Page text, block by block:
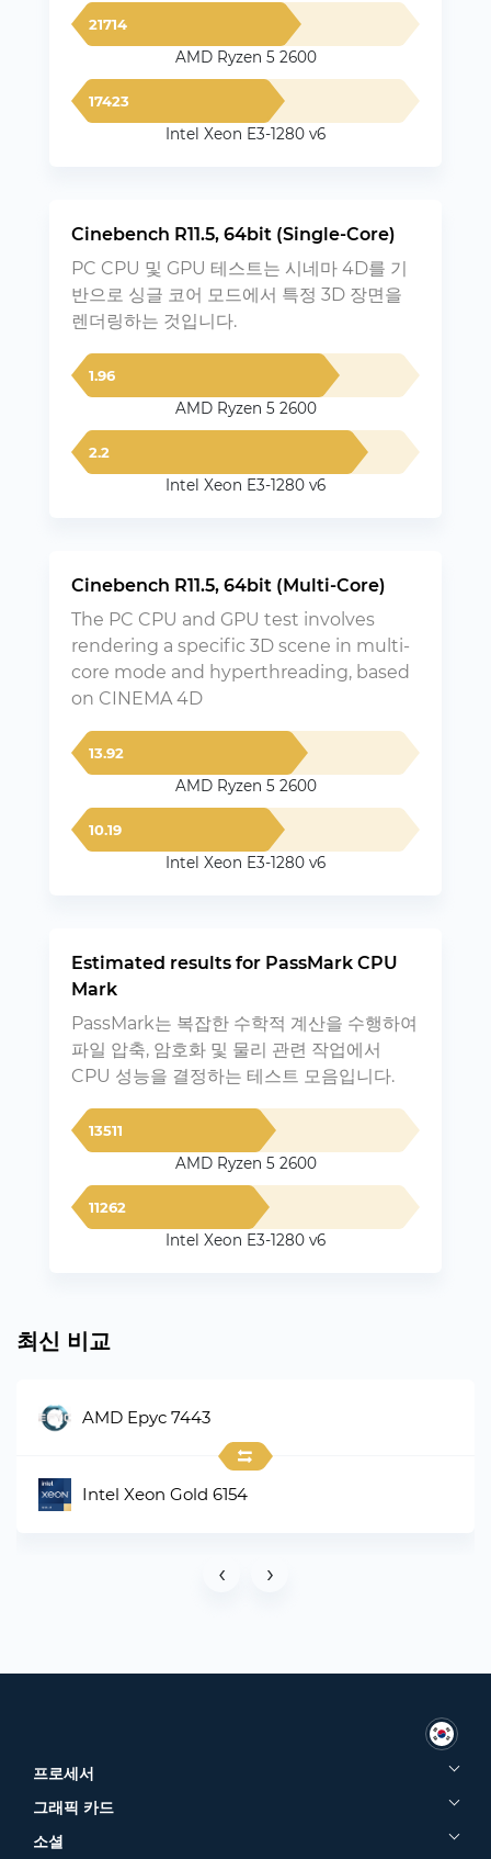
21714
AMD Ryzen 5 2600
17423
Intel Xeon E3-1280 v6
Cinebench R11.5, 64bit (Single-Core)
PC CPU 및 GPU 테스트는 시네마 4D를 기
반으로 싱글 코어 모드에서 특정 3D 장면을
렌더링하는 것입니다.
1.96
AMD Ryzen 5 2600
2.2
Intel Xeon E3-1280 v6
Cinebench R11.5, 64bit (Multi-Core)
The PC CPU and GPU test involves
rendering a specific 3D scene in multi-
core mode and hyperthreading, based
on CINEMA 4D
13.92
AMD Ryzen 5 2600
10.19
Intel Xeon E3-1280 v6
Estimated results for PassMark CPU
Mark
PassMark는 복잡한 수학적 계산을 수행하여
파일 압축, 암호화 및 물리 관련 작업에서
CPU 성능을 결정하는 테스트 모음입니다.
13511
AMD Ryzen 5 2600
11262
Intel Xeon E3-1280 v6
최신 비교
AMD Epyc 7443
Intel Xeon Gold 6154
‹ ›
프로세서
그래픽 카드
소셜